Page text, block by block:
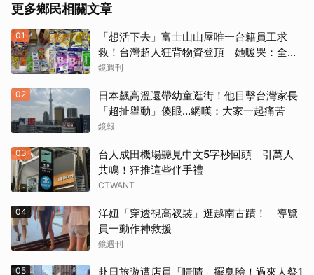
更多鄉民相關文章
01
「想活下去」富士山山屋唯一台籍員工求
救！台灣超人狂背物資登頂 她暖哭：全世
界只有台灣會這樣
鏡週刊
02
日本飆高溫還帶幼童逛街！他目擊台灣家長
「超扯舉動」傻眼...網嘆：大家一起痛苦
鏡報
03
台人成田機場聽見中文5字秒回頭 引萬人
共鳴！狂推這些伴手禮
CTWANT
04
洋妞「穿透視高衩裝」逛越南古蹟！ 導覽
員一動作神救援
鏡週刊
05
赴日旅遊遭店員「嘖嘖」擺臭臉！過來人祭1
取消